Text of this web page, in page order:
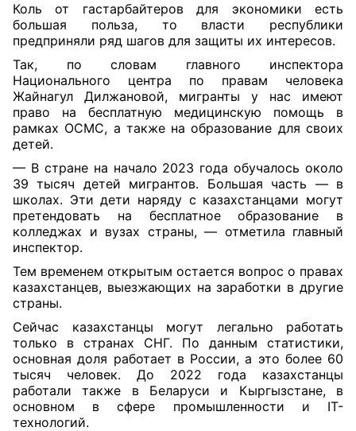
Коль от гастарбайтеров для экономики есть
большая польза, то власти республики
предприняли ряд шагов для защиты их интересов.
Так, по словам главного инспектора
Национального центра по правам человека
Жайнагул Дилжановой, мигранты у нас имеют
право на бесплатную медицинскую помощь в
рамках ОСМС, а также на образование для своих
детей.
— В стране на начало 2023 года обучалось около
39 тысяч детей мигрантов. Большая часть — в
школах. Эти дети наряду с казахстанцами могут
претендовать на бесплатное образование в
колледжах и вузах страны, — отметила главный
инспектор.
Тем временем открытым остается вопрос о правах
казахстанцев, выезжающих на заработки в другие
страны.
Сейчас казахстанцы могут легально работать
только в странах СНГ. По данным статистики,
основная доля работает в России, а это более 60
тысяч человек. До 2022 года казахстанцы
работали также в Беларуси и Кыргызстане, в
основном в сфере промышленности и IT-
технологий.